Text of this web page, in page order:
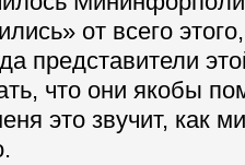
от всего
представители
что они якобы
это звучит, как